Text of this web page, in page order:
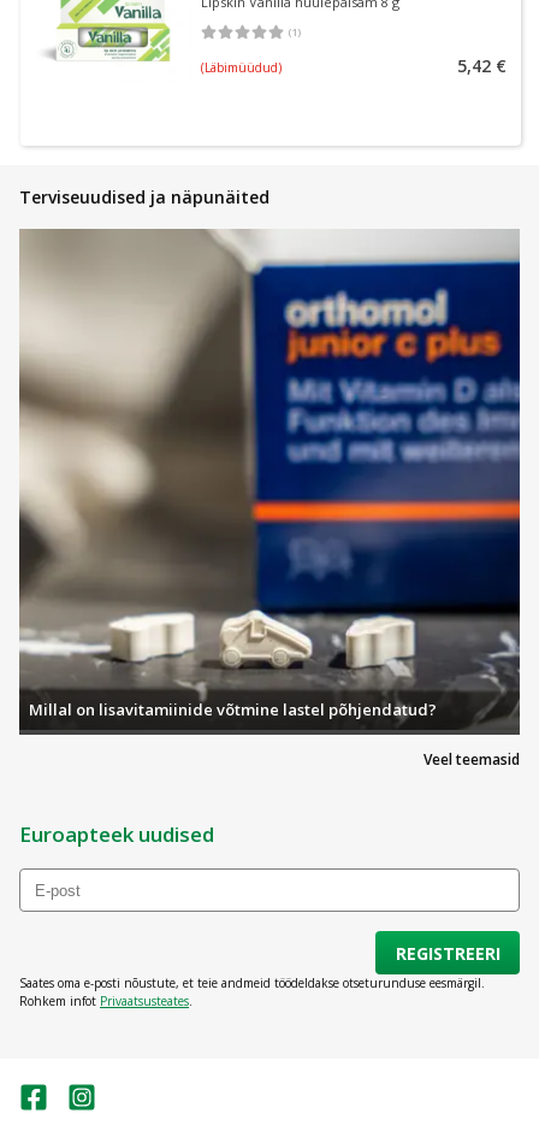
(1)
Keskmine hinnang 5.00
(Läbimüüdud) 5,42 €
Terviseuudised ja näpunäited
Veel teemasid
Millal on lisavitamiinide võtmine lastel põhjendatud?
Euroapteek uudised
REGISTREERI
Saates oma e-posti nõustute, et teie andmeid töödeldakse otseturunduse eesmärgil.
Rohkem infot Privaatsusteates.